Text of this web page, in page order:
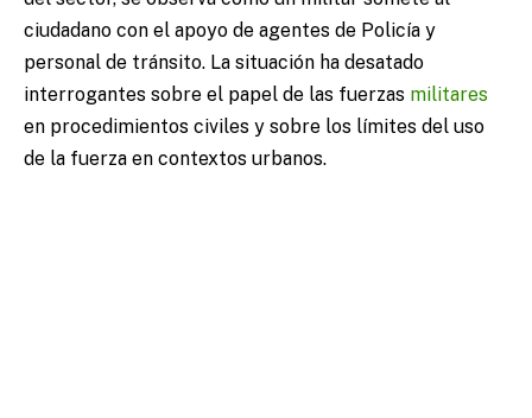
ciudadano con el apoyo de agentes de Policía y
personal de tránsito. La situación ha desatado
interrogantes sobre el papel de las fuerzas militares
en procedimientos civiles y sobre los límites del uso
de la fuerza en contextos urbanos.